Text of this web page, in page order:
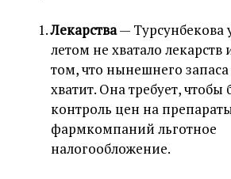
Лекарства— Турсунбекова
летом не хватало лекарств
том, что нынешнего запаса
хватит. Она требует, чтобы
контроль цен на
фармкомпаний льготное
налогообложение.